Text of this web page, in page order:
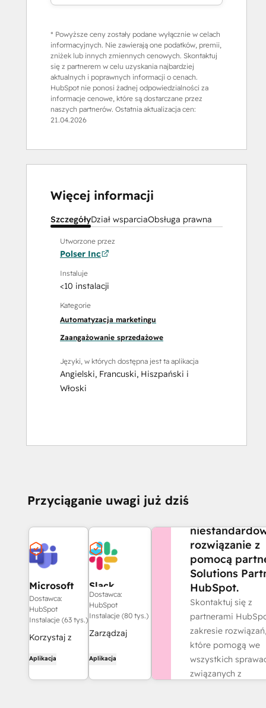
* Powyższe ceny zostały podane wyłącznie w celach
informacyjnych. Nie zawierają one podatków, premii,
zniżek lub innych zmiennych cenowych. Skontaktuj
się z partnerem w celu uzyskania najbardziej
aktualnych i poprawnych informacji o cenach.
HubSpot nie ponosi żadnej odpowiedzialności za
informacje cenowe, które są dostarczane przez
naszych partnerów. Ostatnia aktualizacja cen:
21.04.2026
Więcej informacji
SzczegółyDział wsparciaObsługa prawna
Utworzone przez
Polser Inc
Instaluje
<10 instalacji
Kategorie
Automatyzacja marketingu
Zaangażowanie sprzedażowe
Języki, w których dostępna jest ta aplikacja
Angielski, Francuski, Hiszpański i
Włoski
Przyciąganie uwagi już dziś
Microsoft
Teams
Dostawca:
HubSpot
Instalacje (63 tys.)
Korzystaj z
Microsoft
Teams i
Aplikacja
Slack
Dostawca:
HubSpot
Instalacje (80 tys.)
Zarządzaj
CRM, korzystaj
z pomocy
Aplikacja
rozwiązanie z
pomocą
Solutions
HubSpot.
Skontaktuj się z
partnerami
zakresie rozwiązań,
które pomogą we
wszystkich
związanych z